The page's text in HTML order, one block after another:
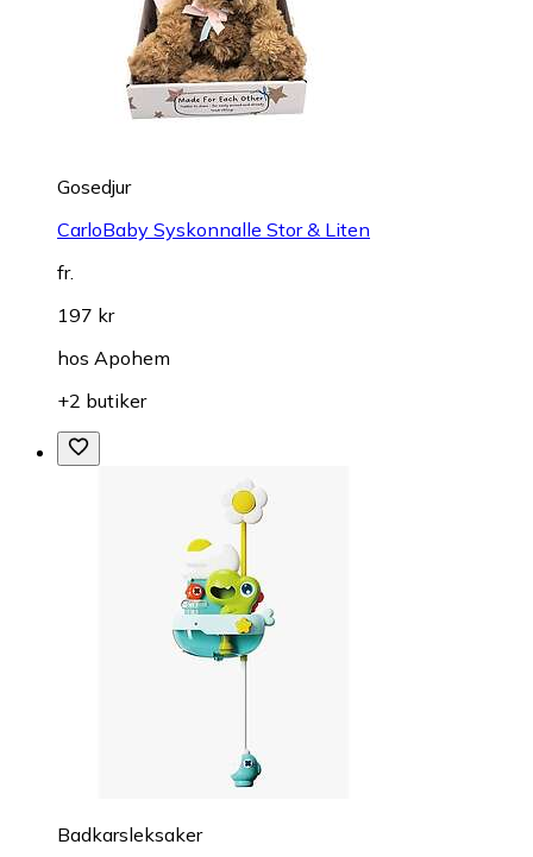
Gosedjur
CarloBaby Syskonnalle Stor & Liten
fr.
197 kr
hos Apohem
+2 butiker
Badkarsleksaker